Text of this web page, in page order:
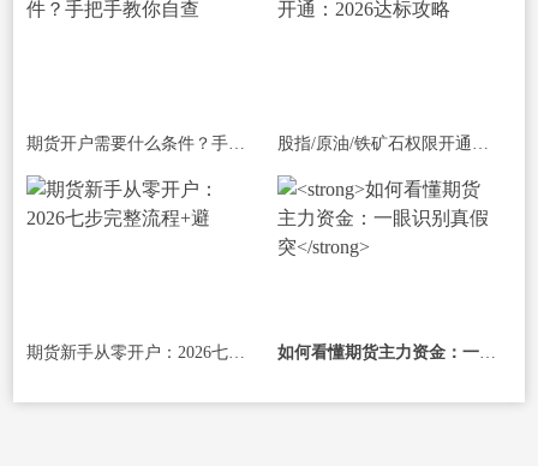
期货开户需要什么条件？手把手教你自查
期货新手从零开户：2026七步完整流程+避 如何看懂期货主力资金：一眼识别真假突